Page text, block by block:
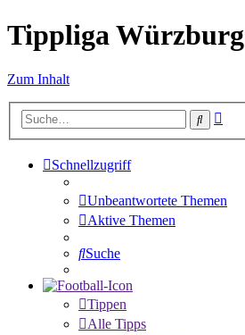
Tippliga Würzburg
Zum Inhalt
Suche
Schnellzugriff
Unbeantwortete Themen
Aktive Themen
Suche
Tippen
Alle Tipps